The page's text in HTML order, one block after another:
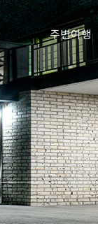
주변여행